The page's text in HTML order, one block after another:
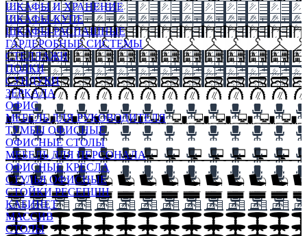
ШКАФЫ И ХРАНЕНИЕ
ШКАФЫ-КУПЕ
ШКАФЫ-РАСПАШНЫЕ
ГАРДЕРОБНЫЕ СИСТЕМЫ
СТЕЛЛАЖИ
ПОЛКИ
СУНДУКИ
ЗЕРКАЛА
ОФИС
МЕБЕЛЬ ДЛЯ РУКОВОДИТЕЛЯ
ТУМБЫ ОФИСНЫЕ
ОФИСНЫЕ СТОЛЫ
МЕБЕЛЬ ДЛЯ ПЕРСОНАЛА
ОФИСНЫЕ КРЕСЛА
СТУЛЬЯ ОФИСНЫЕ
СТОЙКИ РЕСЕПШН
КАБИНЕТ
МАССИВ
СТОЛЫ